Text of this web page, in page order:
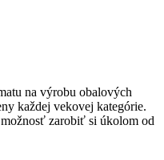
na výrobu obalových
každej vekovej kategórie.
zarobiť si úkolom od